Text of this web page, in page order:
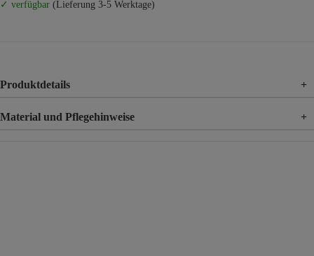
✓ verfügbar (Lieferung 3-5 Werktage)
Produktdetails +
Material und Pflegehinweise +